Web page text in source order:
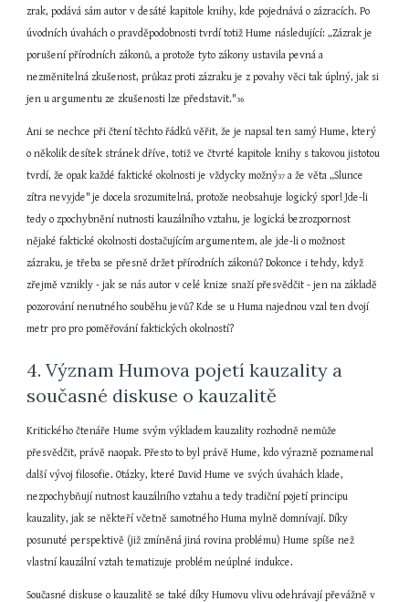
zrak, podává sám autor v desáté kapitole knihy, kde pojednává o zázracích. Po
úvodních úvahách o pravděpodobnosti tvrdí totiž Hume následující: „Zázrak je
porušení přírodních zákonů, a protože tyto zákony ustavila pevná a
nezměnitelná zkušenost, průkaz proti zázraku je z povahy věci tak úplný, jak si
jen u argumentu ze zkušenosti lze představit."36
Ani se nechce při čtení těchto řádků věřit, že je napsal ten samý Hume, který
o několik desítek stránek dříve, totiž ve čtvrté kapitole knihy s takovou jistotou
tvrdí, že opak každé faktické okolnosti je vždycky možný37 a že věta „Slunce
zítra nevyjde" je docela srozumitelná, protože neobsahuje logický spor! Jde-li
tedy o zpochybnění nutnosti kauzálního vztahu, je logická bezrozpornost
nějaké faktické okolnosti dostačujícím argumentem, ale jde-li o možnost
zázraku, je třeba se přesně držet přírodních zákonů? Dokonce i tehdy, když
zřejmě vznikly - jak se nás autor v celé knize snaží přesvědčit - jen na základě
pozorování nenutného souběhu jevů? Kde se u Huma najednou vzal ten dvojí
metr pro pro poměřování faktických okolností?
4. Význam Humova pojetí kauzality a
současné diskuse o kauzalitě
Kritického čtenáře Hume svým výkladem kauzality rozhodně nemůže
přesvědčit, právě naopak. Přesto to byl právě Hume, kdo výrazně poznamenal
další vývoj filosofie. Otázky, které David Hume ve svých úvahách klade,
nezpochybňují nutnost kauzálního vztahu a tedy tradiční pojetí principu
kauzality, jak se někteří včetně samotného Huma mylně domnívají. Díky
posunuté perspektivě (již zmíněná jiná rovina problému) Hume spíše než
vlastní kauzální vztah tematizuje problém neúplné indukce.
Současné diskuse o kauzalitě se také díky Humovu vlivu odehrávají převážně v